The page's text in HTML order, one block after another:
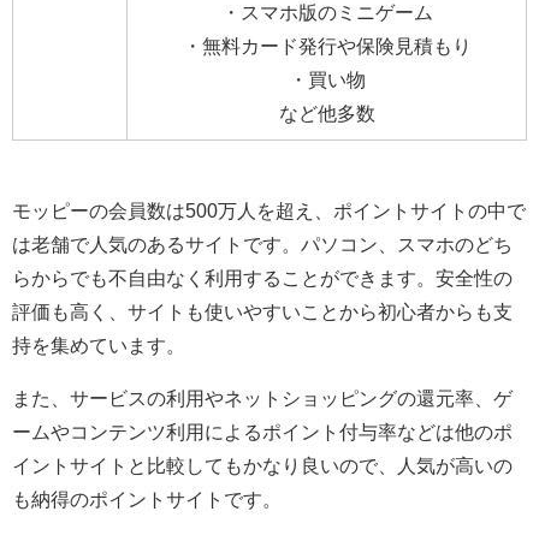
・スマホ版のミニゲーム
・無料カード発行や保険見積もり
・買い物
など他多数
モッピーの会員数は500万人を超え、ポイントサイトの中で
は老舗で人気のあるサイトです。パソコン、スマホのどち
らからでも不自由なく利用することができます。安全性の
評価も高く、サイトも使いやすいことから初心者からも支
持を集めています。
また、サービスの利用やネットショッピングの還元率、ゲ
ームやコンテンツ利用によるポイント付与率などは他のポ
イントサイトと比較してもかなり良いので、人気が高いの
も納得のポイントサイトです。